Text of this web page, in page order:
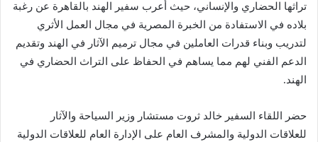
تراثها الحضاري والإنساني، حيث أعرب سفير الهند بالقاهرة عن رغبة
بلاده في الاستفادة من الخبرة المصرية في مجال العمل الأثري
لتدريب وبناء قدرات العاملين في مجال ترميم الآثار في الهند وتقديم
الدعم الفني لهم مما يساهم في الحفاظ على التراث الحضاري في
الهند.
حضر اللقاء السفير خالد ثروت مستشار وزير السياحة والآثار
للعلاقات الدولية والمشرف العام على الإدارة العام للعلاقات الدولية